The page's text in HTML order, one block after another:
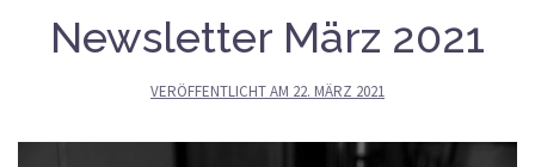
Newsletter März 2021
VERÖFFENTLICHT AM 22. MÄRZ 2021